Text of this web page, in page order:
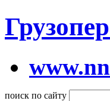
поиск по сайту